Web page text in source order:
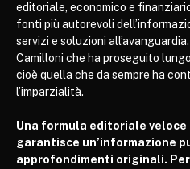
editoriale, economico e
fonti più autorevoli
servizi e soluzioni
Camilloni che ha proseguito
cioè quella che da sempre ha
l’imparzialità.
Una formula editoriale veloce
garantisce un’informazione
approfondimenti originali.